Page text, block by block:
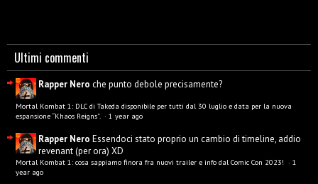
Ultimi commenti
Rapper Nero che punto debole precisamente?
Mortal Kombat 1: DLC di Takeda disponibile per tutti dal 30 luglio e data per la nuova
espansione “Khaos Reigns”. · 1 year ago
Rapper Nero Essendoci stato proprio un cambio di timeline, addio
revenant (per ora) XD
Mortal Kombat 1: cosa sappiamo finora fra nuovi trailer e info dal Comic Con 2023! · 1
year ago